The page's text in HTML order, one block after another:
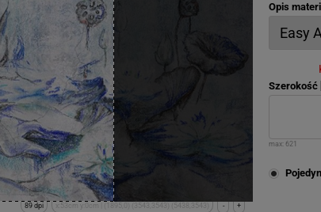
+
-
x:53cm y:0cm | (1895,0) (3543,3543) (5438,3543)
89 dpi
Opis
Szerokość
max: 621